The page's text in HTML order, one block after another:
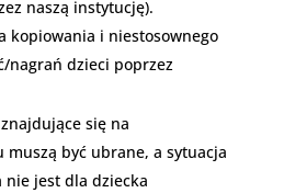
naszą instytucję).
kopiowania i niestosownego
nagrań dzieci poprzez
się na
być ubrane, a sytuacja
jest dla dziecka